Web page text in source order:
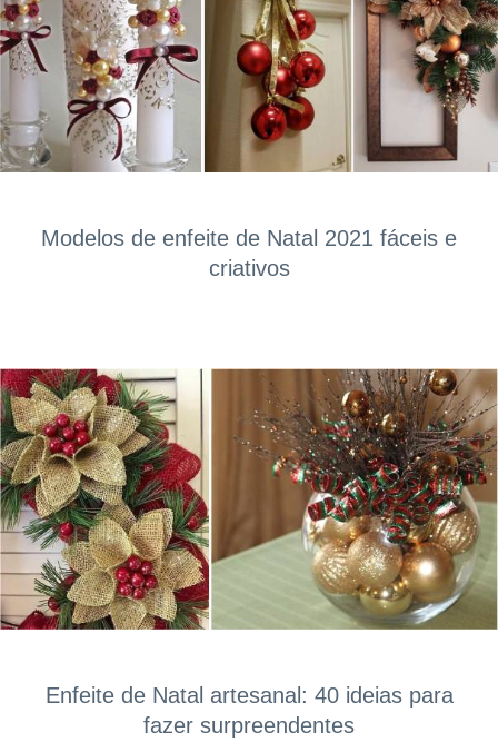
Modelos de enfeite de Natal 2021 fáceis e
criativos
Enfeite de Natal artesanal: 40 ideias para
fazer surpreendentes